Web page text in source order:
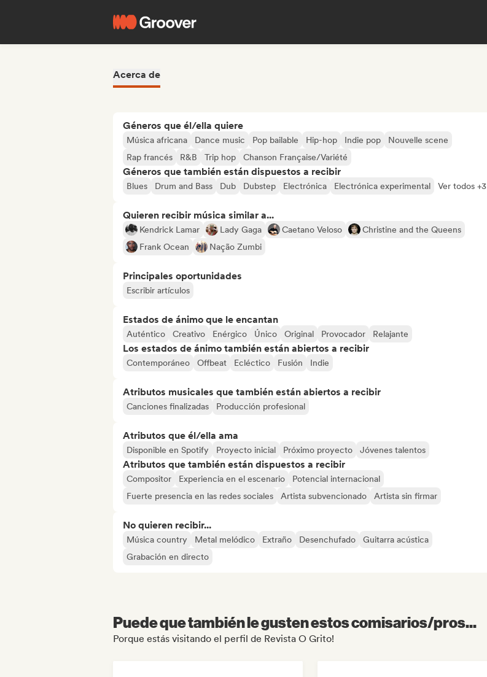
Acerca de
Géneros que él/ella quiere
Música africana Dance music Pop bailable Hip-hop Indie pop
Nouvelle scene
Rap francés
R&B Trip hop Chanson Française/Variété
Géneros que también están dispuestos a recibir
Blues Drum and Bass Dub Dubstep Electrónica Electrónica experimental Ver todos +3
Quieren recibir música similar a...
Kendrick Lamar Lady Gaga Caetano Veloso
Christine and the Queens
Frank Ocean
Nação Zumbi
Principales oportunidades
Escribir artículos
Estados de ánimo que le encantan
Auténtico Creativo Enérgico Único Original Provocador Relajante
Los estados de ánimo también están abiertos a recibir
Contemporáneo Offbeat Ecléctico Fusión Indie
Atributos musicales que también están abiertos a recibir
Canciones finalizadas Producción profesional
Atributos que él/ella ama
Disponible en Spotify Proyecto inicial Próximo proyecto Jóvenes talentos
Atributos que también están dispuestos a recibir
Compositor Experiencia en el escenario
Potencial internacional
Fuerte presencia en las redes sociales
Artista subvencionado Artista sin firmar
No quieren recibir...
Música country Metal melódico Extraño Desenchufado
Guitarra acústica
Grabación en directo
Puede que también le gusten estos comisarios/pros...
Porque estás visitando el perfil de Revista O Grito!